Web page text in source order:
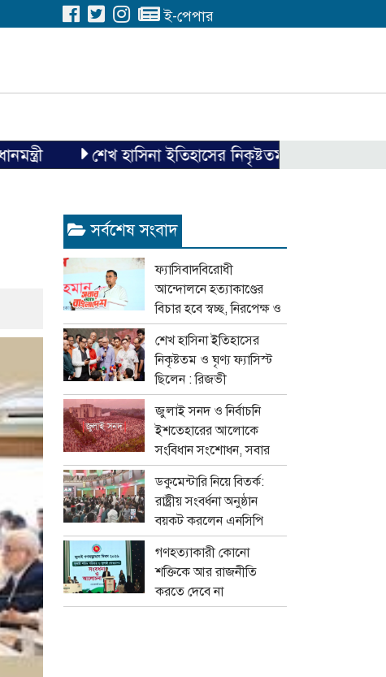
ই-পেপার
শেখ হাসিনা ইতিহাসের নিকৃষ্টতম ও ঘৃণ্য ফ্যাসিস্ট
সর্বশেষ সংবাদ
ফ্যাসিবাদবিরোধী
আন্দোলনে হত্যাকাণ্ডের
বিচার হবে স্বচ্ছ, নিরপেক্ষ ও
বিশ্বাসযোগ্য : প্রধানমন্ত্রী
শেখ হাসিনা ইতিহাসের
নিকৃষ্টতম ও ঘৃণ্য ফ্যাসিস্ট
ছিলেন : রিজভী
জুলাই সনদ ও নির্বাচনি
ইশতেহারের আলোকে
সংবিধান সংশোধন, সবার
মতামত নেবে বিশেষ কমিটি
ডকুমেন্টারি নিয়ে বিতর্ক:
রাষ্ট্রীয় সংবর্ধনা অনুষ্ঠান
বয়কট করলেন এনসিপি
নেতারা
গণহত্যাকারী কোনো
শক্তিকে আর রাজনীতি
করতে দেবে না
জনগণ:স্বরাষ্ট্রমন্ত্রী